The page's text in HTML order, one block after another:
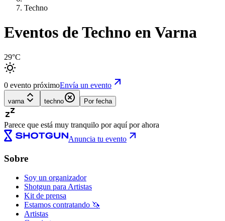
Techno
Eventos de Techno en Varna
29°C
0 evento próximoEnvía un evento
varna techno Por fecha
Parece que está muy tranquilo por aquí por ahora
Anuncia tu evento
Sobre
Soy un organizador
Shotgun para Artistas
Kit de prensa
Estamos contratando 🦄
Artistas